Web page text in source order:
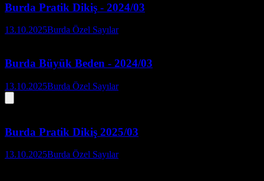
Burda Pratik Dikiş - 2024/03
13.10.2025Burda Özel Sayılar
Burda Büyük Beden - 2024/03
13.10.2025Burda Özel Sayılar
Burda Pratik Dikiş 2025/03
13.10.2025Burda Özel Sayılar